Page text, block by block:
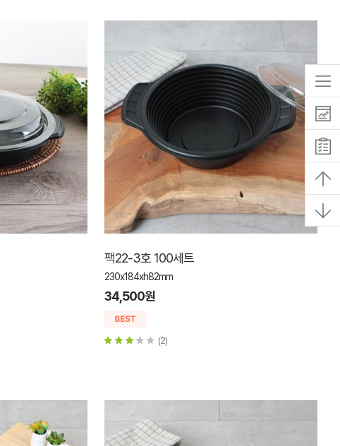
팩22-3호 100세트
230x184xh82mm
34,500원
(2)